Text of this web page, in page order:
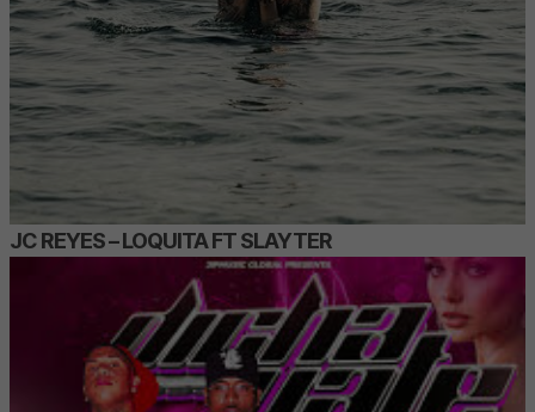
JC REYES – LOQUITA FT SLAYTER